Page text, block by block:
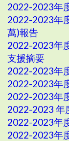
2022-2023年
2022-2023年
萬)報告
2022-2023年
支援摘要
2022-2023年
2022-2023年
2022-2023年
2022-2023 年
2022-2023年
2022-2023年